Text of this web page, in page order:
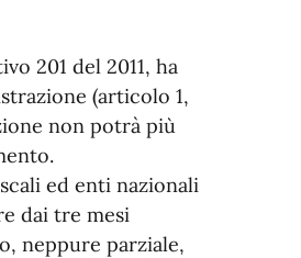
201 del 2011, ha
(articolo 1,
non potrà più
ed enti nazionali
dai tre mesi
neppure parziale,